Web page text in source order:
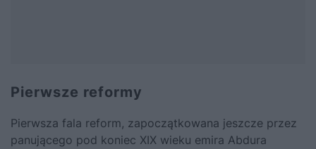
Pierwsze reformy
Pierwsza fala reform, zapoczątkowana jeszcze przez
panującego pod koniec XIX wieku emira Abdura